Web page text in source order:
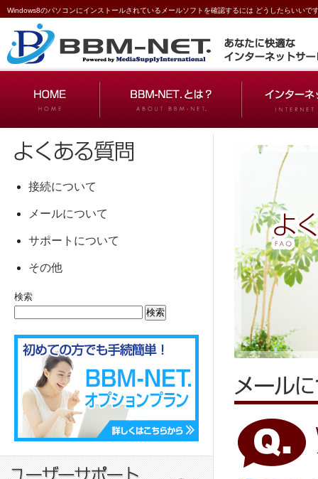
Windows8のパソコンにインストールされているメールソフトを確認するには どうしたらいい
接続について
メールについて
サポートについて
その他
検索